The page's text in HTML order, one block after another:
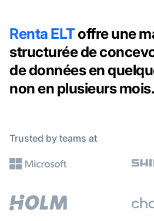
Renta ELToffre une
structurée de
de données en
non en plusieurs mois.
Trusted by teams at